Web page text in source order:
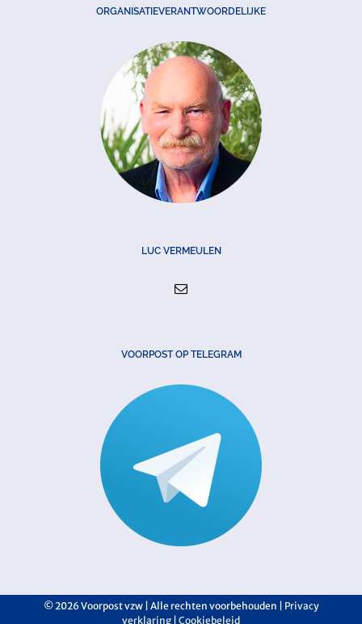
ORGANISATIEVERANTWOORDELIJKE
LUC VERMEULEN
VOORPOST OP TELEGRAM
©2026 Voorpost vzw | Alle rechten voorbehouden | Privacy
verklaring Cookiebeleid